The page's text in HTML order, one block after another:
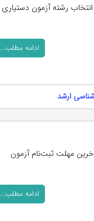
رشته آزمون دستیاری
ادامه مطلب...
ارشد
آموزش پزشکی فردا 22 دی را آخرین مهلت ثبت‌نام آزمون
ادامه مطلب...